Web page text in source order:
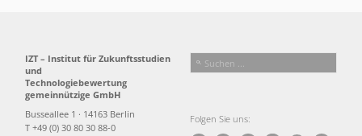
IZT – Institut für Zukunftsstudien
und
Technologiebewertung
gemeinnützige GmbH
Busseallee 1 · 14163 Berlin
T +49 (0) 30 80 30 88-0
Folgen Sie uns: